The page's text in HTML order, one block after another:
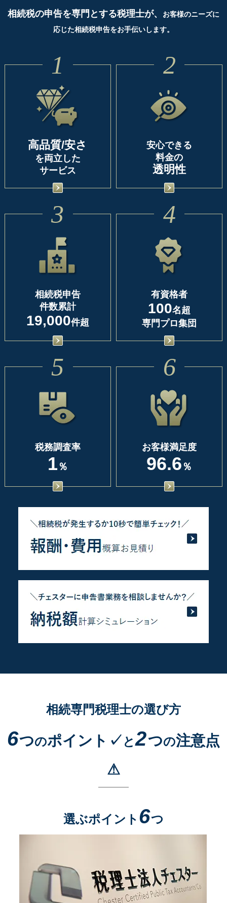
相続税の申告を専門とする税理士が、
お客様のニーズに
応じた相続税申告をお手伝いします。
1
高品質/安さ
を両立した
サービス
2
安心できる
料金の
透明性
3
相続税申告
件数累計
19,000件超
4
有資格者
100名超
専門プロ集団
5
税務調査率
1 ％
6
お客様満足度
96.6 ％
相続専門税理士の選び方
6つのポイント✓ と2つの注意点
⚠
選ぶポイント 6つ